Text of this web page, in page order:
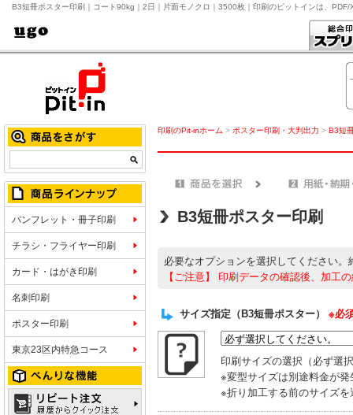
B3短冊ポスター印刷｜コート90kg｜2日｜片面モノクロ｜3500枚｜印刷のピットインは、
パンフレット・冊子印刷
チラシ・フライヤー印刷
カード・はがき印刷
名刺印刷
ポスター印刷
東京23区内特急コース
印刷のPit-inホーム > ポスター印刷・大判出力 > B3短
B3短冊ポスター印刷
必要なオプションを選択してください。
【ご注意】
印刷データの確認後、加工
サイズ指定（B3短冊ポスター） ※必
印刷サイズの選択（必ず選
※変型サイズは別途料金が
※折り加工する前のサイズ